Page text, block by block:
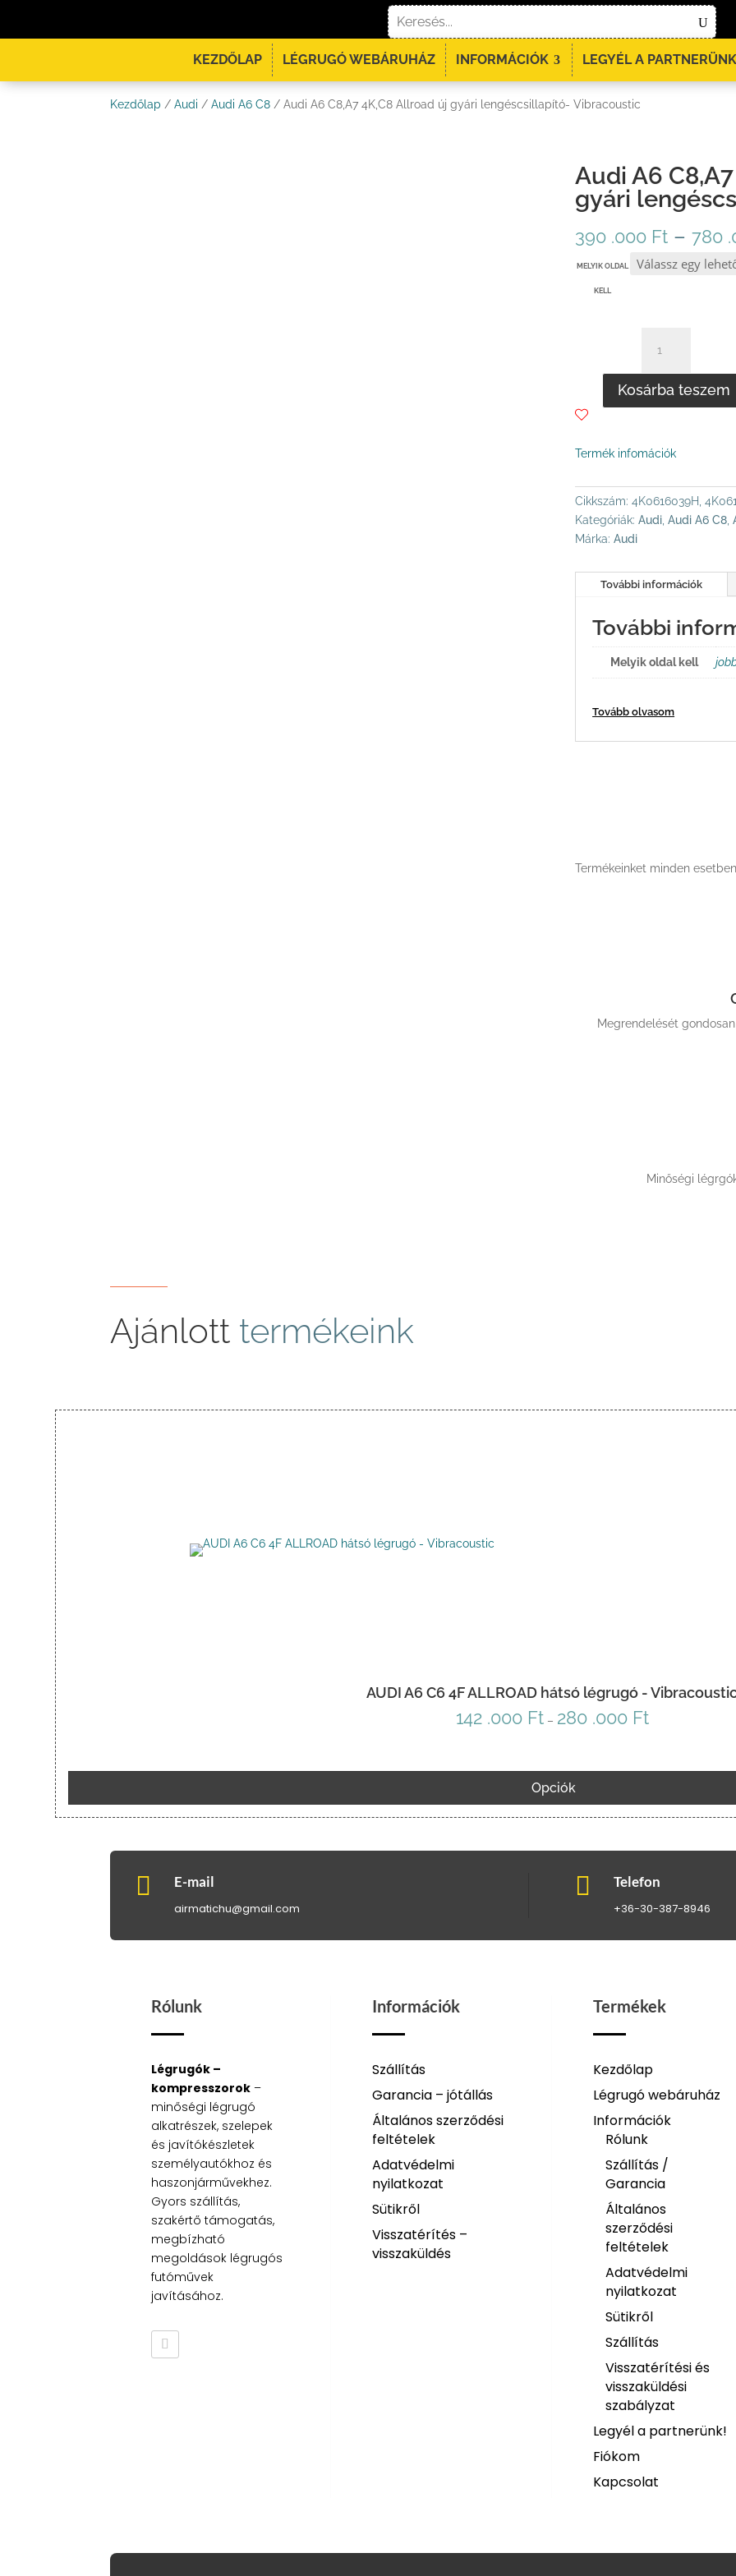
KEZDŐLAP LÉGRUGÓ WEBÁRUHÁZ INFORMÁCIÓK LEGYÉL A
Kezdőlap /Audi /Audi A6 C8 / Audi A6 C8,A7 4K,C8 Allroad új gyári lengéscsillapító- Vibracoustic
Audi A6
gyári
390 .000 Ft – 780
MELYIK OLDAL
KELL
C8,A7
4K,C8
GYÁRI
VIBRACOUSTIC
MENNYISÉG
Kosárba teszem
Termék infomációk
Cikkszám:4K0616039H,
Kategóriák:Audi ,Audi A6 C8 ,
Márka:Audi
További információk
További
Melyik oldal kell
Tovább olvasom
Termékeinket minden
Megrendelését
Minőségi
Ajánlott termékeink
AUDI A6 C6 4F ALLROAD hátsó légrugó -
142 .000 Ft – 280 .000 FtÁrtartomány:
-
Opciók
 E-mail
airmatichu@gmail.com
 Telefon
+36-30-387-8946
Rólunk
Légrugók –
kompresszorok –
minőségi légrugó
alkatrészek, szelepek
és javítókészletek
személyautókhoz és
haszonjárművekhez.
Gyors szállítás,
szakértő támogatás,
megbízható
megoldások légrugós
futóművek
javításához.
Információk
Szállítás
Garancia – jótállás
Általános szerződési
feltételek
Adatvédelmi
nyilatkozat
Sütikről
Visszatérítés –
visszaküldés
Termékek
Kezdőlap
Légrugó webáruház
Információk
Rólunk
Szállítás /
Garancia
Általános
szerződési
feltételek
Adatvédelmi
nyilatkozat
Sütikről
Szállítás
Visszatérítési és
visszaküldési
szabályzat
Legyél a partnerünk!
Fiókom
Kapcsolat